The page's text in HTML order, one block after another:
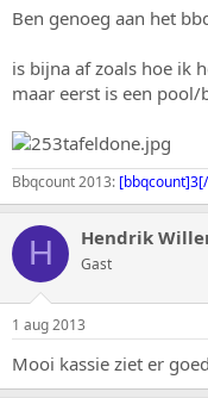
Ben genoeg aan het
is bijna af zoals hoe ik
maar eerst is een
Bbqcount 2013:
H Hendrik
Gast
1 aug 2013
Mooi kassie ziet er